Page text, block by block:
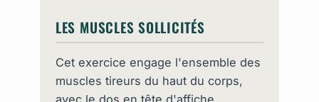
LES MUSCLES SOLLICITÉS
Cet exercice engage l'ensemble des
muscles tireurs du haut du corps,
avec le dos en tête d'affiche.